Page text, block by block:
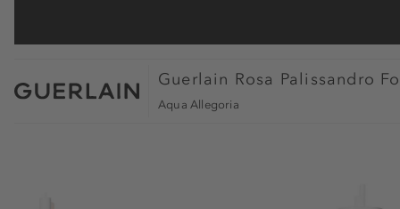
Guerlain Rosa Palissandro
Aqua Allegoria